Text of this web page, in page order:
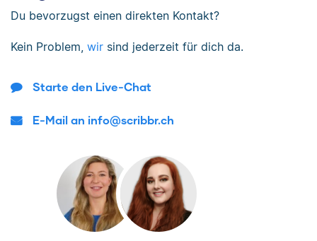
Du bevorzugst einen direkten Kontakt?
Kein Problem, wir sind jederzeit für dich da.
Starte den Live-Chat
E-Mail an info@scribbr.ch